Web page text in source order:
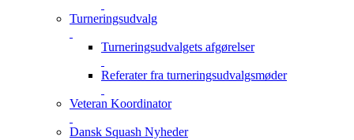
Turneringsudvalg
Turneringsudvalgets afgørelser
Referater fra turneringsudvalgsmøder
Veteran Koordinator
Dansk Squash Nyheder